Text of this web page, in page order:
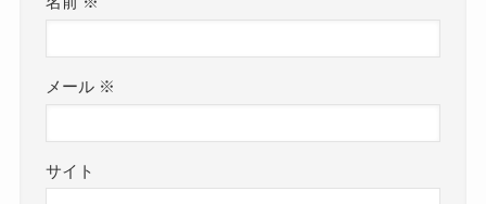
メール ※
サイト